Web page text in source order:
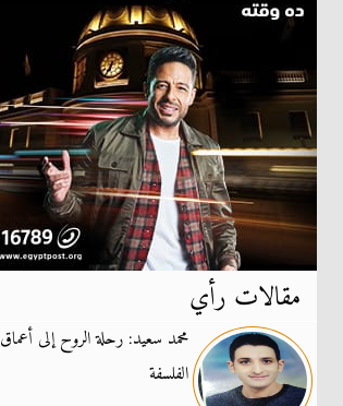
مقالات رأي
محمد سعيد: رحلة الروح إلى أعماق
الفلسفة